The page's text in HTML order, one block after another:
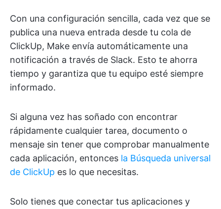
Con una configuración sencilla, cada vez que se
publica una nueva entrada desde tu cola de
ClickUp, Make envía automáticamente una
notificación a través de Slack. Esto te ahorra
tiempo y garantiza que tu equipo esté siempre
informado.
Si alguna vez has soñado con encontrar
rápidamente cualquier tarea, documento o
mensaje sin tener que comprobar manualmente
cada aplicación, entonces la Búsqueda universal
de ClickUp es lo que necesitas.
Solo tienes que conectar tus aplicaciones y